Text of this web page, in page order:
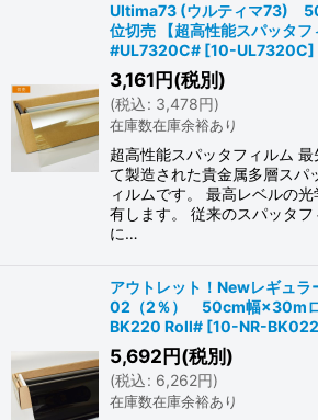
Ultima73 (ウルティマ73)
位切売 【超高性能スパッタフ
#UL7320C# [10-UL7320C]
3,161円(税別)
(税込: 3,478円)
在庫数在庫余裕あり
超高性能スパッタフィルム
て製造された貴金属多層スパ
ィルムです。 最高レベルの
有します。 従来のスパッタ
に…
アウトレット！Newレギュラ
02（2％） 50cm幅×30m
BK220 Roll# [10-NR-
5,692円(税別)
(税込: 6,262円)
在庫数在庫余裕あり